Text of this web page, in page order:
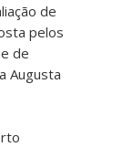
de
pelos
de
Augusta